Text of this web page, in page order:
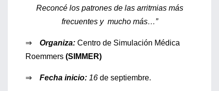
Reconcé los patrones de las arritmias más
frecuentes y mucho más…”
⇒ Organiza: Centro de Simulación Médica
Roemmers (SIMMER)
⇒ Fecha inicio: 16 de septiembre.